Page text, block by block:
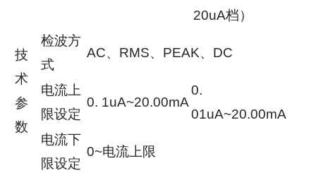
技
术
参
数
20uA档）
检波方
式
AC、RMS、PEAK、DC
电流上
限设定
0. 1uA~20.00mA
0.
01uA~20.00mA
电流下
限设定
0~电流上限